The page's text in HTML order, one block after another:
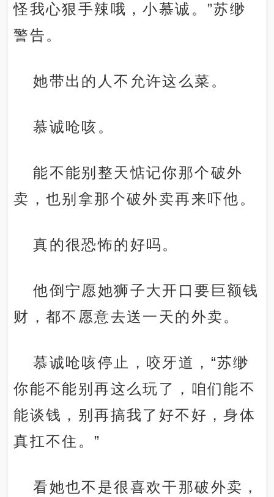
怪我心狠手辣哦，小慕诚。”苏缈
警告。
她带出的人不允许这么菜。
慕诚呛咳。
能不能别整天惦记你那个破外
卖，也别拿那个破外卖再来吓他。
真的很恐怖的好吗。
他倒宁愿她狮子大开口要巨额钱
财，都不愿意去送一天的外卖。
慕诚呛咳停止，咬牙道，“苏缈
你能不能别再这么玩了，咱们能不
能谈钱，别再搞我了好不好，身体
真扛不住。”
看她也不是很喜欢干那破外卖，